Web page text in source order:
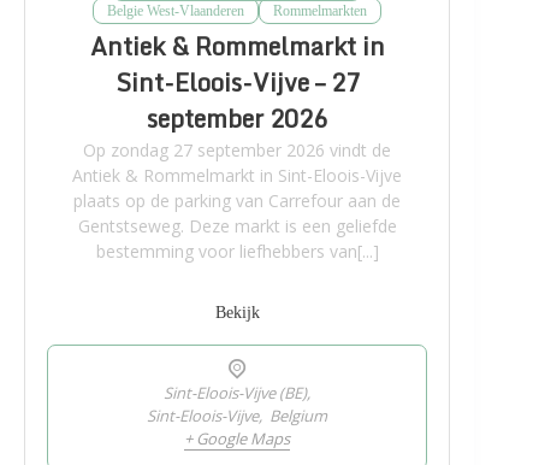
Belgie West-Vlaanderen
Rommelmarkten
Antiek & Rommelmarkt in
Sint-Eloois-Vijve – 27
september 2026
Op zondag 27 september 2026 vindt de
Antiek & Rommelmarkt in Sint-Eloois-Vijve
plaats op de parking van Carrefour aan de
Gentstseweg. Deze markt is een geliefde
bestemming voor liefhebbers van[...]
Bekijk
Sint-Eloois-Vijve (BE),
Sint-Eloois-Vijve, Belgium
+ Google Maps